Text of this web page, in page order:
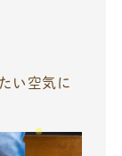
い空気に